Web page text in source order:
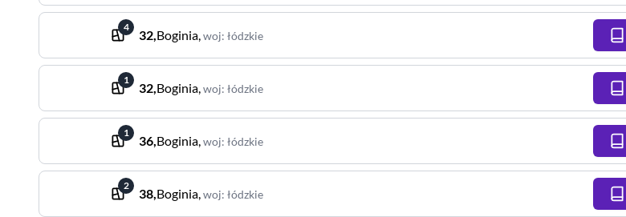
4
32,Boginia,woj: łódzkie
1
32,Boginia,woj: łódzkie
1
36,Boginia,woj: łódzkie
2
38,Boginia,woj: łódzkie